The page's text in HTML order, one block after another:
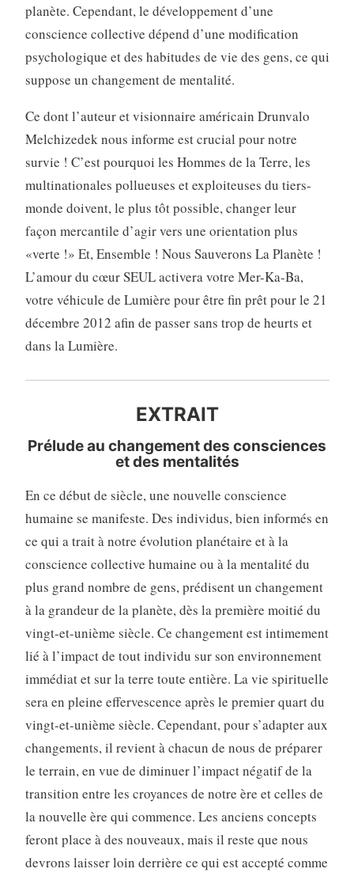
planète. Cependant, le développement d’une
conscience collective dépend d’une modification
psychologique et des habitudes de vie des gens, ce qui
suppose un changement de mentalité.
Ce dont l’auteur et visionnaire américain Drunvalo
Melchizedek nous informe est crucial pour notre
survie ! C’est pourquoi les Hommes de la Terre, les
multinationales pollueuses et exploiteuses du tiers-
monde doivent, le plus tôt possible, changer leur
façon mercantile d’agir vers une orientation plus
«verte !» Et, Ensemble ! Nous Sauverons La Planète !
L’amour du cœur SEUL activera votre Mer-Ka-Ba,
votre véhicule de Lumière pour être fin prêt pour le 21
décembre 2012 afin de passer sans trop de heurts et
dans la Lumière.
EXTRAIT
Prélude au changement des consciences
et des mentalités
En ce début de siècle, une nouvelle conscience
humaine se manifeste. Des individus, bien informés en
ce qui a trait à notre évolution planétaire et à la
conscience collective humaine ou à la mentalité du
plus grand nombre de gens, prédisent un changement
à la grandeur de la planète, dès la première moitié du
vingt-et-unième siècle. Ce changement est intimement
lié à l’impact de tout individu sur son environnement
immédiat et sur la terre toute entière. La vie spirituelle
sera en pleine effervescence après le premier quart du
vingt-et-unième siècle. Cependant, pour s’adapter aux
changements, il revient à chacun de nous de préparer
le terrain, en vue de diminuer l’impact négatif de la
transition entre les croyances de notre ère et celles de
la nouvelle ère qui commence. Les anciens concepts
feront place à des nouveaux, mais il reste que nous
devrons laisser loin derrière ce qui est accepté comme